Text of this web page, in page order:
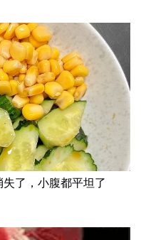
了，小腹都平坦了